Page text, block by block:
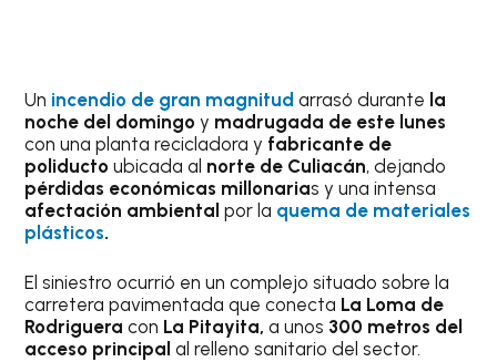
Un incendio de gran magnitud arrasó durante la
noche del domingoy madrugada de este lunes
con una planta recicladora y fabricante de
poliducto ubicada al norte de Culiacán, dejando
pérdidas económicas millonarias y una intensa
afectación ambientalpor la quema de materiales
plásticos.
El siniestro ocurrió en un complejo situado sobre la
carretera pavimentada que conecta La Loma de
Rodrigueracon La Pitayita, a unos 300 metros del
acceso principal al relleno sanitario del sector.